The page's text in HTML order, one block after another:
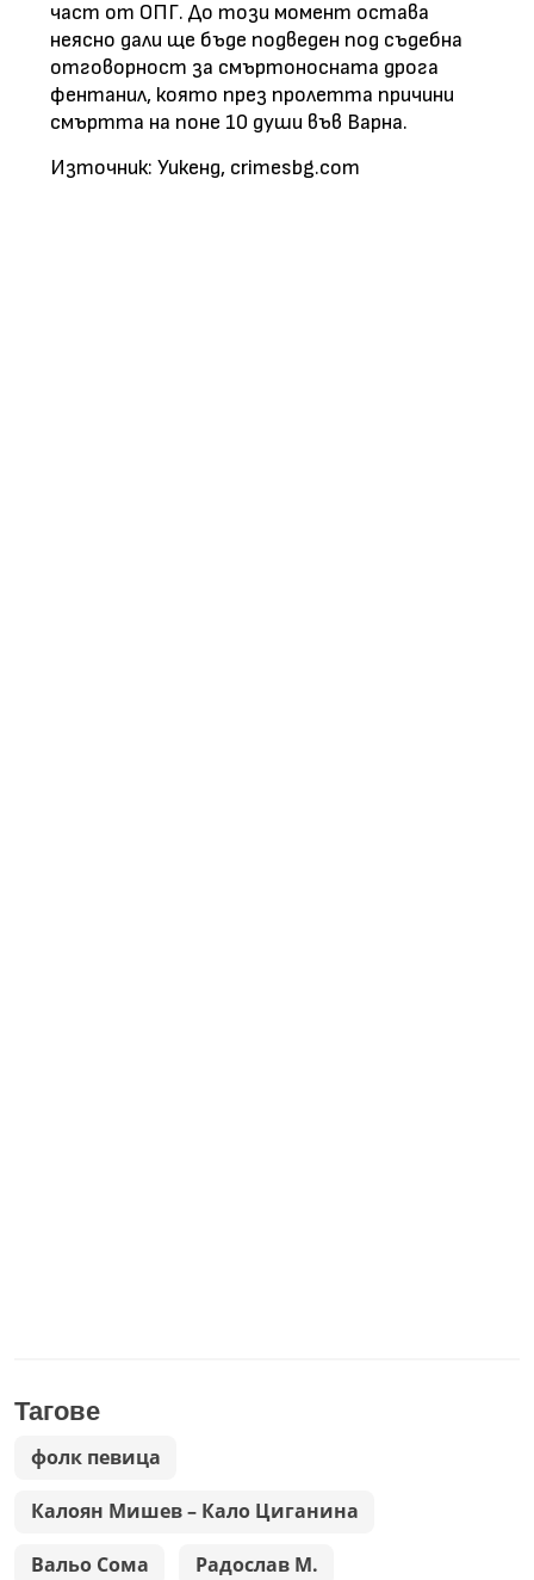
част от ОПГ. До този момент остава
неясно дали ще бъде подведен под съдебна
отговорност за смъртоносната дрога
фентанил, която през пролетта причини
смъртта на поне 10 души във Варна.
Източник: Уикенд, crimesbg.com
Тагове
фолк певица
Калоян Мишев – Кало Циганина
Вальо Сома Радослав М.